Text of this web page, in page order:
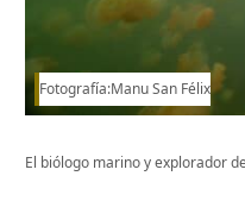
Fotografía:Manu San Félix
El biólogo marino y explorador